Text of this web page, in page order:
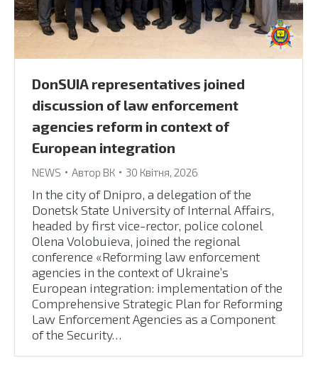
DonSUIA representatives joined
discussion of law enforcement
agencies reform in context of
European integration
NEWS Автор ВК 30 Квітня, 2026
In the city of Dnipro, a delegation of the
Donetsk State University of Internal Affairs,
headed by first vice-rector, police colonel
Olena Volobuieva, joined the regional
conference «Reforming law enforcement
agencies in the context of Ukraine’s
European integration: implementation of the
Comprehensive Strategic Plan for Reforming
Law Enforcement Agencies as a Component
of the Security…